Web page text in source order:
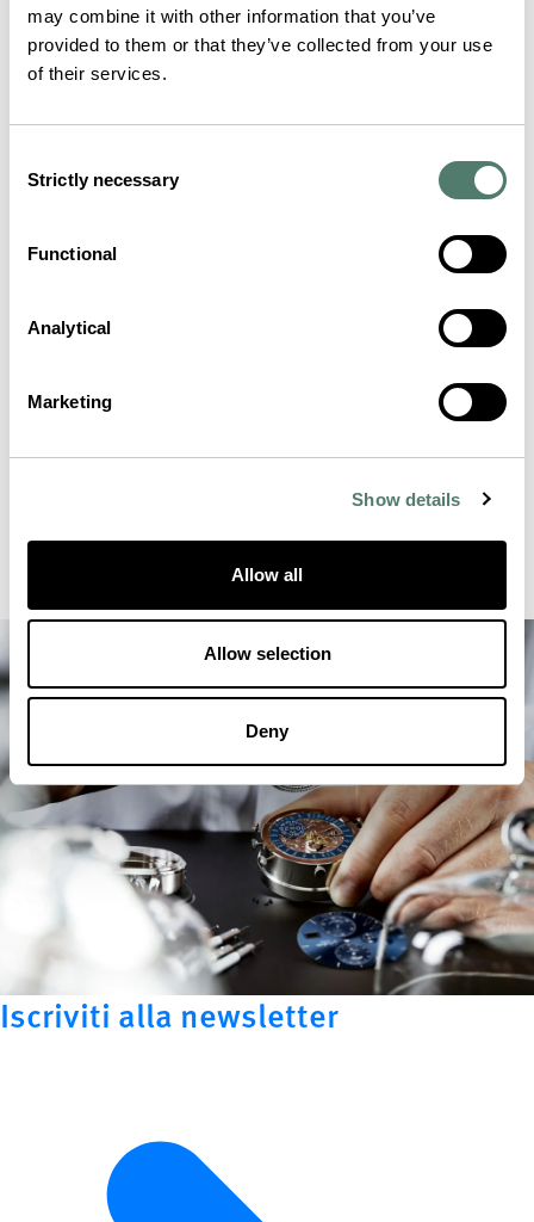
may combine it with other information that you’ve
provided to them or that they’ve collected from your use
of their services.
Selection
Strictly necessary
Functional
Analytical
Marketing
Show details
Allow all
Allow selection
Deny
Iscriviti alla newsletter